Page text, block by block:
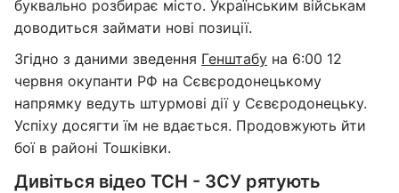
буквально розбирає місто. Українським військам
доводиться займати нові позиції.
Згідно з даними зведення Генштабу на 6:00 12
червня окупанти РФ на Сєвєродонецькому
напрямку ведуть штурмові дії у Сєвєродонецьку.
Успіху досягти їм не вдається. Продовжують йти
бої в районі Тошківки.
Дивіться відео ТСН - ЗСУ рятують